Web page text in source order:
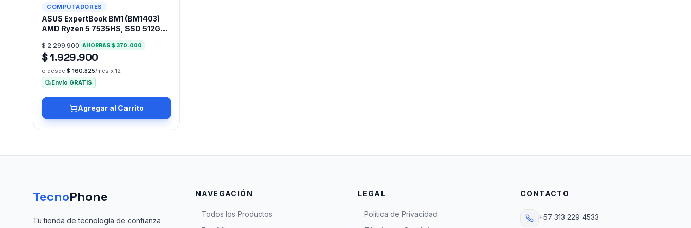
-16 %
COMPUTADORES
ASUS ExpertBook BM1 (BM1403)
AMD Ryzen 5 7535HS, SSD 512GB,
$ 2.299.900 AHORRAS $ 370.000
$ 1.929.900
o desde $ 160.825/mes x 12
Envío GRATIS
Agregar al Carrito
TecnoPhone
Tu tienda de tecnología de confianza
NAVEGACIÓN
Todos los Productos
LEGAL
Política de Privacidad
CONTACTO
+57 313 229 4533